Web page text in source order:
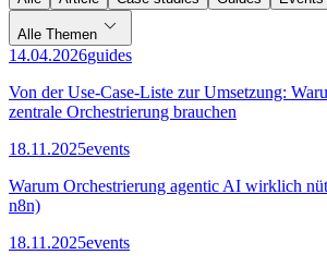
Alle Themen
14.04.2026guides
Von der Use-Case-Liste zur Umsetzung:
zentrale Orchestrierung brauchen
18.11.2025events
Warum Orchestrierung agentic AI wirklich
n8n)
18.11.2025events